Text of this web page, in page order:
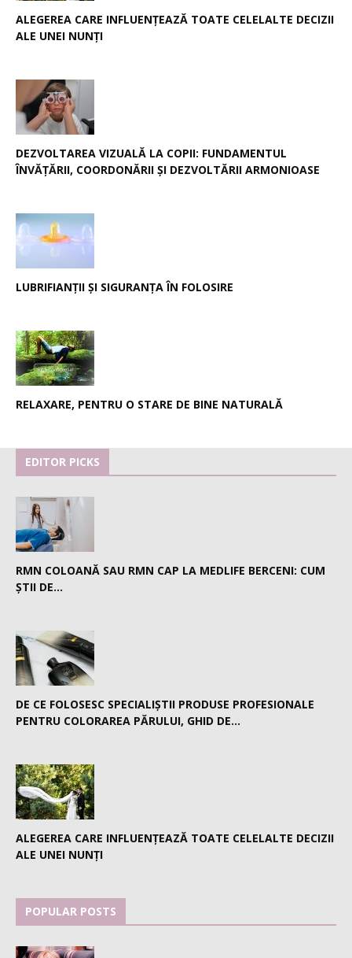
ALEGEREA CARE INFLUENȚEAZĂ TOATE CELELALTE DECIZII
ALE UNEI NUNȚI
DEZVOLTAREA VIZUALĂ LA COPII: FUNDAMENTUL
ÎNVĂȚĂRII, COORDONĂRII ȘI DEZVOLTĂRII ARMONIOASE
LUBRIFIANȚII ȘI SIGURANȚA ÎN FOLOSIRE
RELAXARE, PENTRU O STARE DE BINE NATURALĂ
EDITOR PICKS
RMN COLOANĂ SAU RMN CAP LA MEDLIFE BERCENI: CUM
ȘTII DE...
DE CE FOLOSESC SPECIALIȘTII PRODUSE PROFESIONALE
PENTRU COLORAREA PĂRULUI, GHID DE...
ALEGEREA CARE INFLUENȚEAZĂ TOATE CELELALTE DECIZII
ALE UNEI NUNȚI
POPULAR POSTS